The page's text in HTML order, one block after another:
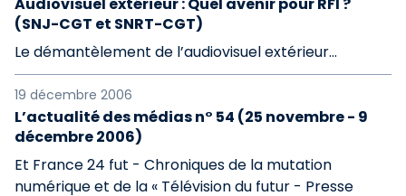
(SNJ-CGT et SNRT-CGT)
Le démantèlement de l’audiovisuel extérieur…
19 décembre 2006
L’actualité des médias n° 54 (25 novembre - 9
décembre 2006)
Et France 24 fut - Chroniques de la mutation
numérique et de la « Télévision du futur - Presse